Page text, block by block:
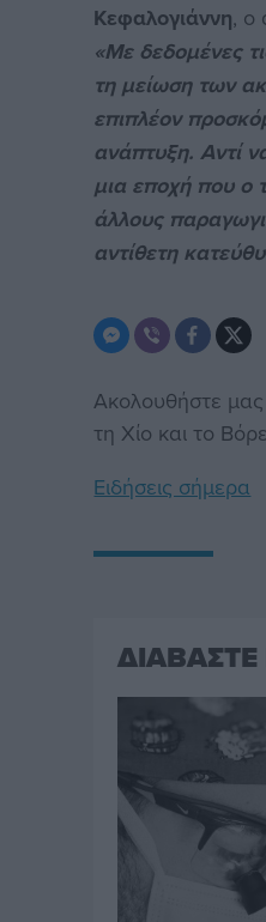
Κεφαλογιάννη, ο
«Με δεδομένες
τη μείωση των
επιπλέον
ανάπτυξη. Αντί
μια εποχή που ο
άλλους
αντίθετη
Ακολουθήστε
τη Χίο και το
Ειδήσεις σήμερα
ΔΙΑΒΑΣΤΕ